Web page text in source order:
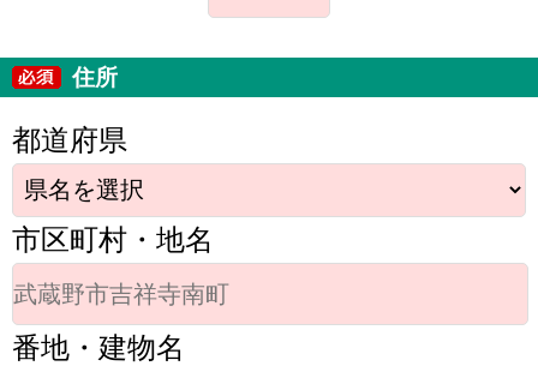
住所
都道府県
市区町村・地名
番地・建物名